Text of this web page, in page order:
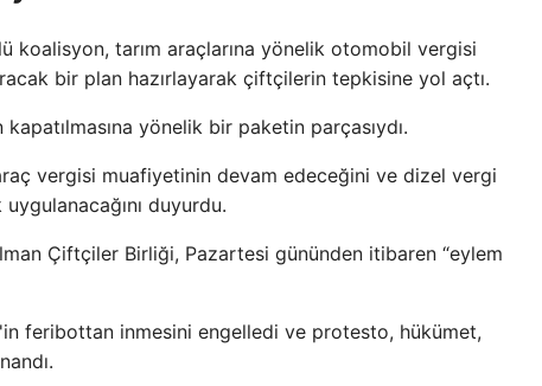
koalisyon, tarım araçlarına yönelik otomobil vergisi
bir plan hazırlayarak çiftçilerin tepkisine yol açtı.
yönelik bir paketin parçasıydı.
vergisi muafiyetinin devam edeceğini ve dizel vergi
duyurdu.
Çiftçiler Birliği, Pazartesi gününden itibaren “eylem
feribottan inmesini engelledi ve protesto, hükümet,